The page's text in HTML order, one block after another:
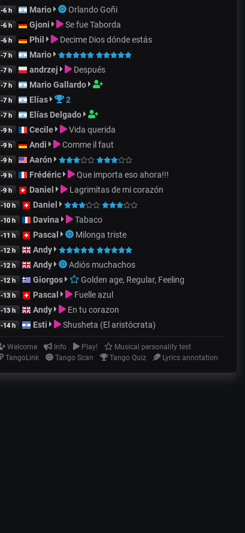
-6 h Mario Orlando Goñi
-6 h Gjoni Se fue Taborda
-6 h Phil Decime Dios dónde estás
-7 h Mario
-7 h andrzej Después
-7 h Mario Gallardo
-7 h Elías 2
-7 h Elías Delgado
-9 h Cecile Vida querida
-9 h Andi Comme il faut
-9 h Aarón
-9 h Frédéric Que importa eso ahora!!!
-9 h Daniel Lagrimitas de mi corazón
-10 h Daniel
-10 h Davina Tabaco
-11 h Pascal Milonga triste
-12 h Andy
-12 h Andy Adiós muchachos
-12 h Giorgos Golden age, Regular, Feeling
-13 h Pascal Fuelle azul
-13 h Andy En tu corazon
-14 h Esti Shusheta (El aristócrata)
Welcome Info Play!
Musical personality test
TangoLink
Tango Scan Tango Quiz Lyrics annotation